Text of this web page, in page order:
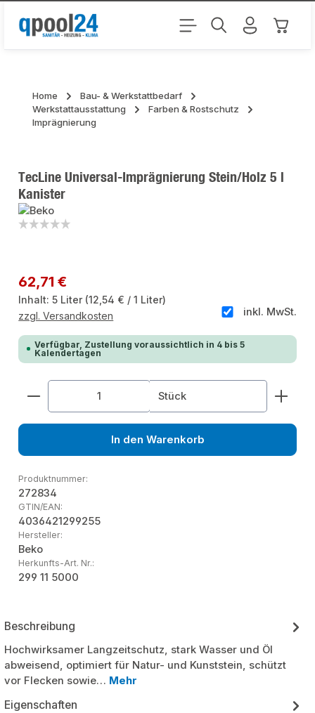
Zum Hauptinhalt springen
Home
Bau- & Werkstattbedarf
Werkstattausstattung
Farben & Rostschutz
Imprägnierung
TecLine Universal-Imprägnierung Stein/Holz 5 l
Kanister
Regulärer Preis:
62,71 €
Inhalt:5 Liter (12,54 € / 1 Liter)
inkl. MwSt.
zzgl. Versandkosten
Verfügbar, Zustellung voraussichtlich in 4 bis 5
Kalendertagen
Produkt Anzahl: Gib den gewünschten Wert
Stück
In den Warenkorb
Produktnummer:
272834
GTIN/EAN:
4036421299255
Hersteller:
Beko
Herkunfts-Art. Nr.:
299 11 5000
Beschreibung
Hochwirksamer Langzeitschutz, stark Wasser und Öl
abweisend, optimiert für Natur- und Kunststein, schützt
vor Flecken sowie… Mehr
Eigenschaften